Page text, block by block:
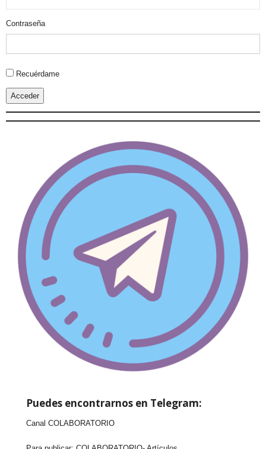
Contraseña
Alternative:
Recuérdame
Acceder
Puedes encontrarnos en Telegram:
Canal COLABORATORIO